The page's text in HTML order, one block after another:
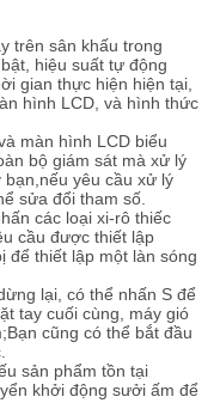
trên sân khấu trong
hiệu suất tự động
gian thực hiện hiện tại,
hình LCD, và hình thức
màn hình LCD biểu
bộ giám sát mà xử lý
yêu cầu xử lý
sửa đổi tham số.
các loại xi-rô thiếc
cầu được thiết lập
để thiết lập một làn sóng
lại, có thể nhấn S để
tay cuối cùng, máy gió
cũng có thể bắt đầu
sản phẩm tồn tại
khởi động sưởi ấm để